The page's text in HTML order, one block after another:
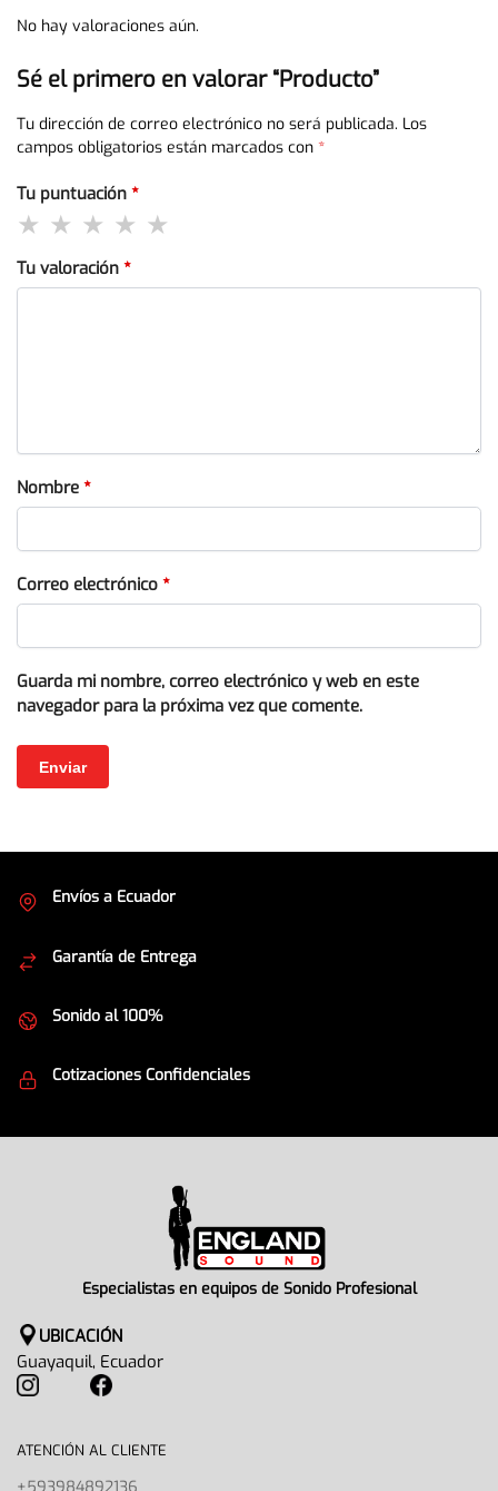
No hay valoraciones aún.
Sé el primero en valorar “Producto”
Tu dirección de correo electrónico no será publicada. Los
campos obligatorios están marcados con *
Tu puntuación *
Tu valoración *
Nombre *
Correo electrónico *
Guarda mi nombre, correo electrónico y web en este
navegador para la próxima vez que comente.
Envíos a Ecuador
Garantía de Entrega
Sonido al 100%
Cotizaciones Confidenciales
Especialistas en equipos de Sonido Profesional
UBICACIÓN
Guayaquil, Ecuador
ATENCIÓN AL CLIENTE